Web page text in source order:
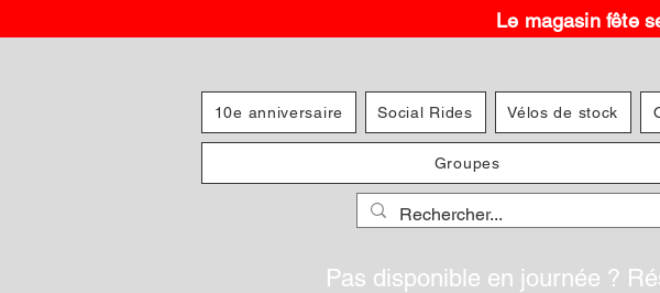
Le magasin fête
10e anniversaire Social Rides Vélos de stock
Groupes
Pas disponible en journée ?